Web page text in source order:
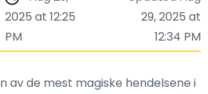
2025 at 12:25
PM
29, 2025 at
12:34 PM
av de mest magiske hendelsene i